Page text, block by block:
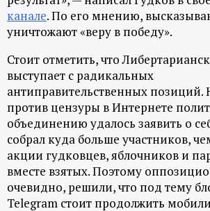
канале. По его мнению,
уничтожают «веру в победу».
Стоит отметить, что
выступает с радикальных
антиправительственных позиций.
против цензуры в Интернете
объединению удалось заявить о
собрал куда больше участников,
акции гудковцев, яблочников и
вместе взятых. Поэтому
очевидно, решили, что под тему
Telegram стоит продолжить